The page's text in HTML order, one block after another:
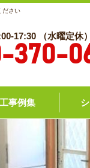
ださい
17:30 （水曜定休）
370-
事例集